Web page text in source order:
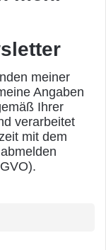
meiner
Angaben
Ihrer
verarbeitet
mit dem